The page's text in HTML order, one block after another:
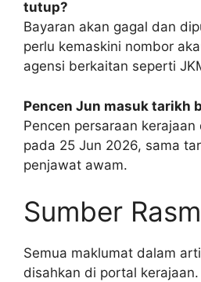
tutup?
Bayaran akan gagal dan
perlu kemaskini nombor
agensi berkaitan seperti
Pencen Jun masuk tarikh
Pencen persaraan
pada 25 Jun 2026, sama
penjawat awam.
Sumber
Semua maklumat dalam
disahkan di portal kerajaan.